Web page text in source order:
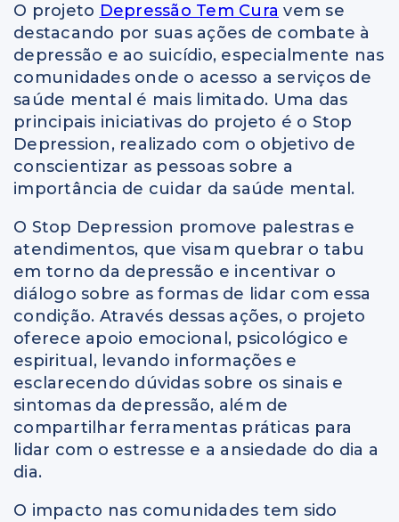
O projeto Depressão Tem Cura vem se
destacando por suas ações de combate à
depressão e ao suicídio, especialmente nas
comunidades onde o acesso a serviços de
saúde mental é mais limitado. Uma das
principais iniciativas do projeto é o Stop
Depression, realizado com o objetivo de
conscientizar as pessoas sobre a
importância de cuidar da saúde mental.
O Stop Depression promove palestras e
atendimentos, que visam quebrar o tabu
em torno da depressão e incentivar o
diálogo sobre as formas de lidar com essa
condição. Através dessas ações, o projeto
oferece apoio emocional, psicológico e
espiritual, levando informações e
esclarecendo dúvidas sobre os sinais e
sintomas da depressão, além de
compartilhar ferramentas práticas para
lidar com o estresse e a ansiedade do dia a
dia.
O impacto nas comunidades tem sido